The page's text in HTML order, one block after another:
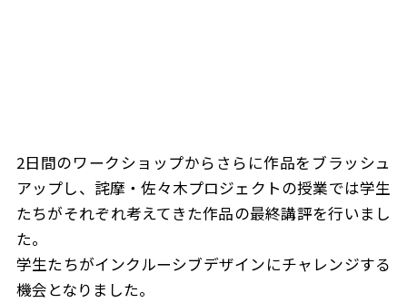
2日間のワークショップからさらに作品をブラッシュ
アップし、詫摩・佐々木プロジェクトの授業では学生
たちがそれぞれ考えてきた作品の最終講評を行いまし
た。
学生たちがインクルーシブデザインにチャレンジする
機会となりました。